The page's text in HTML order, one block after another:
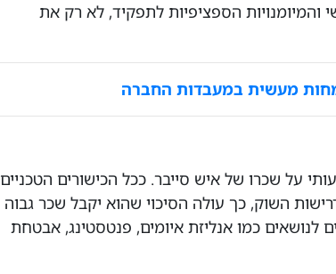
והמיומנויות הספציפיות לתפקיד, לא רק את
מעשית במעבדות החברה
על שכרו של איש סייבר. ככל הכישורים הטכניים
השוק, כך עולה הסיכוי שהוא יקבל שכר גבוה
לנושאים כמו אנליזת איומים, פנטסטינג, אבטחת